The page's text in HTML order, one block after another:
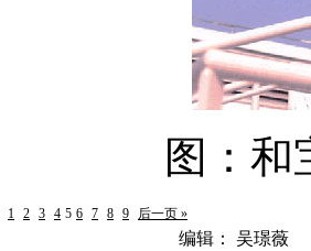
图： 和
1 2 3 4 5 6 7 8 9 后一页 »
编辑： 吴璟薇